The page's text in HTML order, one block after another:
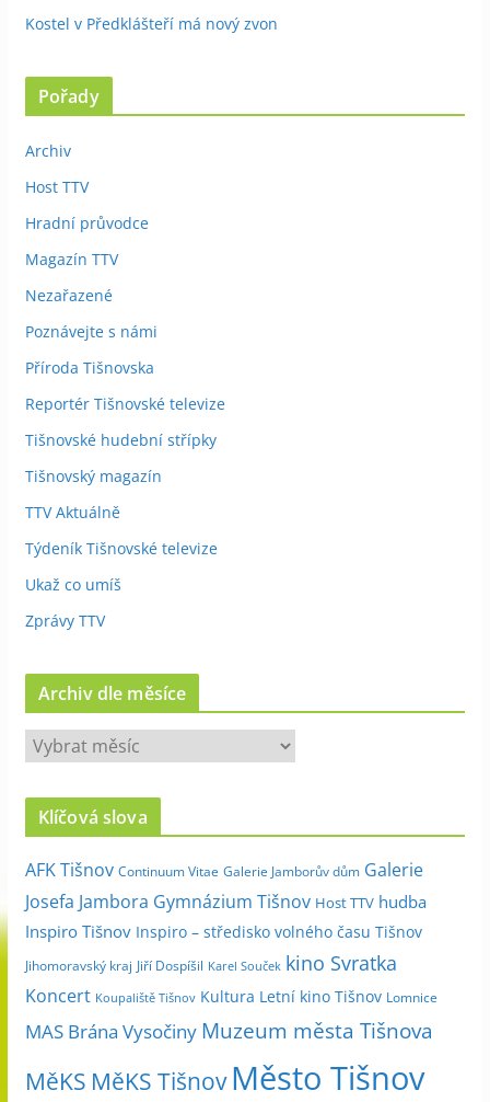
Kostel v Předklášteří má nový zvon
Pořady
Archiv
Host TTV
Hradní průvodce
Magazín TTV
Nezařazené
Poznávejte s námi
Příroda Tišnovska
Reportér Tišnovské televize
Tišnovské hudební střípky
Tišnovský magazín
TTV Aktuálně
Týdeník Tišnovské televize
Ukaž co umíš
Zprávy TTV
Archiv dle měsíce
A
c
v
d
l
e
m
s
í
Klíčová slova
AFK Tišnov Continuum Vitae Galerie Jamborův dům Galerie
Josefa Jambora Gymnázium Tišnov Host TTV hudba
Inspiro Tišnov Inspiro – středisko volného času Tišnov
Jihomoravský kraj Jiří Dospíšil Karel Souček kino Svratka
Koncert Koupaliště Tišnov Kultura Letní kino Tišnov Lomnice
MAS Brána Vysočiny Muzeum města Tišnova
MěKS MěKS Tišnov Město Tišnov